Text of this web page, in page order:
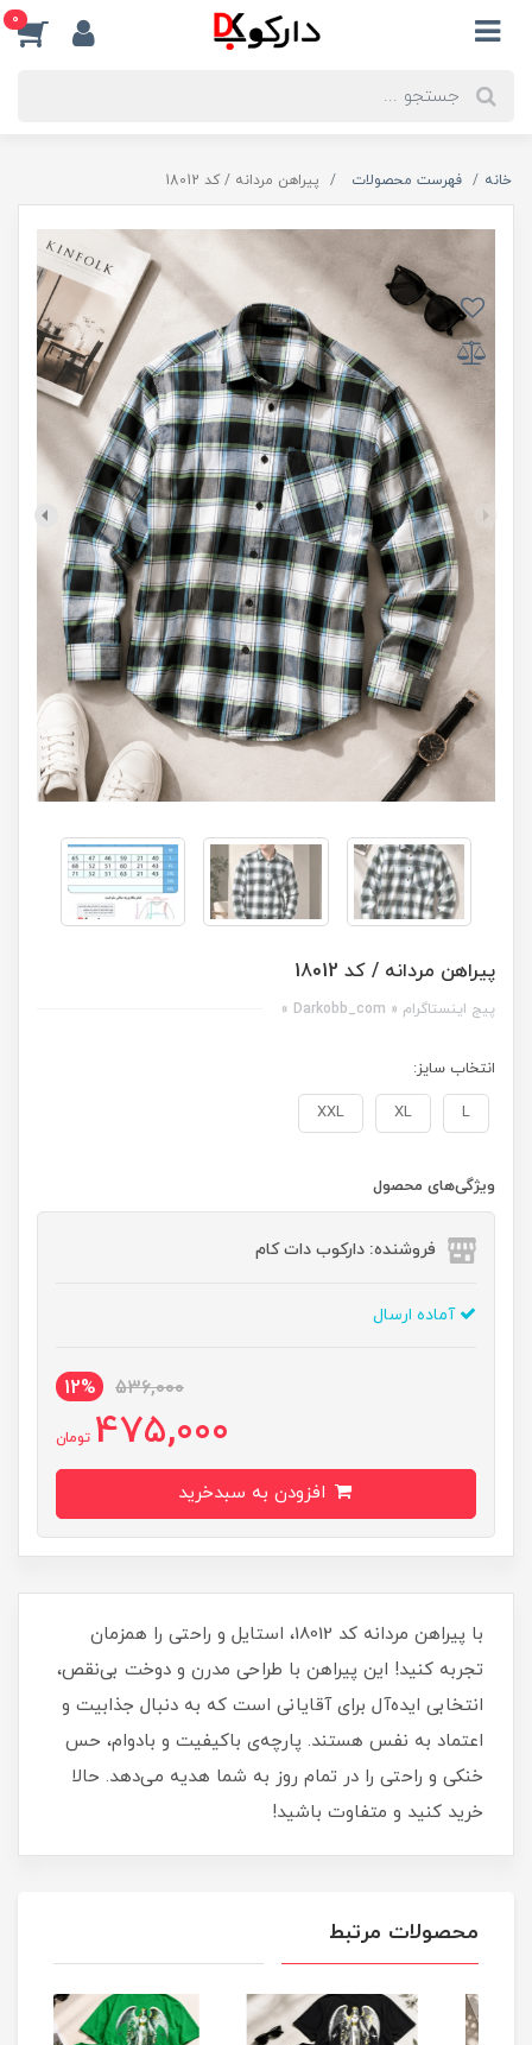
0
خانه فهرست محصولات پیراهن مردانه / کد 18012
پیراهن مردانه / کد 18012
پیج اینستاگرام « Darkobb_com »
انتخاب سایز:
L
XL
XXL
ویژگی‌های محصول
فروشنده: دارکوب دات کام
آماده ارسال
536,000
12%
475,000 تومان
با پیراهن مردانه کد 18012، استایل و راحتی را همزمان
تجربه کنید! این پیراهن با طراحی مدرن و دوخت بی‌نقص،
انتخابی ایده‌آل برای آقایانی است که به دنبال جذابیت و
اعتماد به نفس هستند. پارچه‌ی باکیفیت و بادوام، حس
خنکی و راحتی را در تمام روز به شما هدیه می‌دهد. حالا
خرید کنید و متفاوت باشید!
محصولات مرتبط